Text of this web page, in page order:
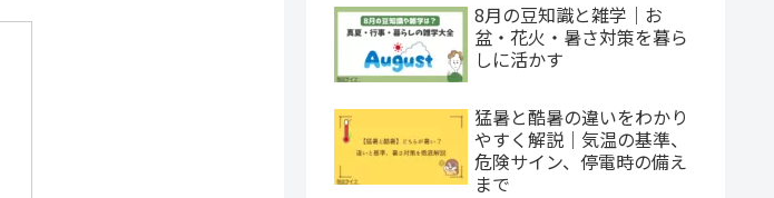
8月の豆知識と雑学｜お
盆・花火・暑さ対策を暮ら
しに活かす
猛暑と酷暑の違いをわかり
やすく解説｜気温の基準、
危険サイン、停電時の備え
まで